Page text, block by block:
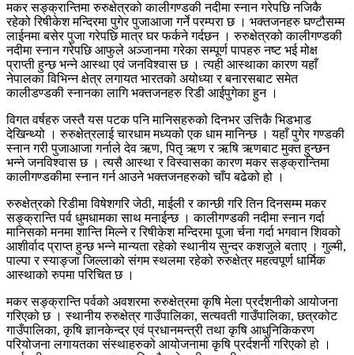
मकर सङ्क्रान्तिमा रुरुक्षेत्रको कालीगण्डकी नदीमा स्नान गरेपछि नजिकै
रहेको रिषीकेश मन्दिरमा पुगेर पुजाआजा गर्ने परम्परा छ । भक्तजनहरु घण्टौसम्म
लाईनमा बसेर पुजा गरेपछि मात्र घर फर्कने गर्दछन । रुरुक्षेत्रको कालीगण्डकी
नदीमा स्नान गरेपछि आफुले अञ्जानमा गरेका सम्पूर्ण पापहरु नष्ट भई मोक्ष
प्राप्ती हुन्छ भन्ने आस्था एवं जनविश्वास छ । त्यही आस्थाका कारण यहाँ
नेपालका विभिन्न क्षेत्र लगायत भारतको अयोध्या र बनारसबाट समेत
कालीडण्डकी स्नानका लागि भक्तजनहरु रिडी आईपुगेका हुन ।
विगत वर्षहरु जस्तै यस पटक पनि मानिसहरुको दिनभर उत्तिकै भिडभाड
देखिन्थ्यो । रुरुक्षेत्रलाई चारधाम मध्यको एक धाम मानिन्छ । यहाँ पुगेर गण्डकी
स्नान गरी पुजाआजा गर्नाले देव ऋण, पितृ ऋण र ऋषि ऋणबाट मुक्त हुन्छन
भन्ने जनविश्वास छ । त्यसै आस्था र विस्वासका कारण मकर सङ्क्रान्तिमा
कालीगण्डकीमा स्नान गर्न आउने भक्तजनहरुको चाँप बढेको हो ।
रुरुक्षेत्रको रिडीमा विषेशगरि जेठी, माईली र कान्छी गरि तिन दिनसम्म मकर
सङ्क्रान्ति पर्व धुमधामका साथ मनाईन्छ । कालीगण्डकी नदीमा स्नान गर्दा
मानिसको मनमा शान्ति मिल्ने र रिषीकेश मन्दिरमा पूजा र्चना गर्दा भगवान शिवको
आशीर्वाद प्राप्त हुन्छ भन्ने मान्यता रहेको स्थानीय सुन्दर कशजुले बताए । गुल्मी,
पाल्पा र स्याङ्जा जिल्लाको संगम स्थलमा रहेको रुरुक्षेत्र महत्वपूर्ण धार्मिक
आस्थाको रुपमा परिचित छ ।
मकर सङ्क्रान्ति पर्वको अवशरमा रुरुक्षेत्रमा कृषि मेला प्रर्दशनीको आयोजना
गरिएको छ । स्थानीय रुरुक्षेत्र गाउँपालिका, सत्यवती गाउँपालिका, छत्रकोट
गाउँपालिका, कृषि ज्ञानकेन्द्र एवं प्रधानमन्त्री तथा कृषि आधुनिकिकरण
परियोजना लगायतका संस्थाहरुको आयोजनामा कृषि प्रर्दशनी गरिएको हो ।